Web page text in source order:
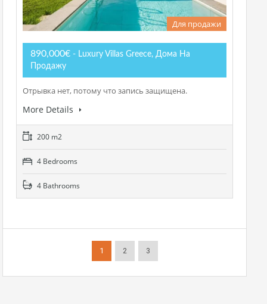
Для продажи
890,000€ - Luxury Villas Greece, Дома На
Продажу
Отрывка нет, потому что запись защищена.
More Details
200 m2
4 Bedrooms
4 Bathrooms
1 2 3